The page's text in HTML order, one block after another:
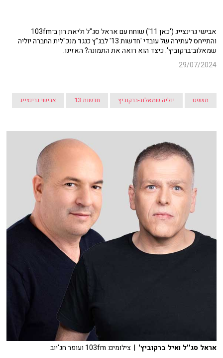
אבישי גרינצייג ('כאן 11') שוחח עם אראל סג"ל וליאת רון ב־103fm
והתייחס לעתירה של עובדי 'חדשות 13' לבג"ץ כנגד מנכ"לית החברה יוליה
שמאלוב־ברקוביץ'. כיצד הוא רואה את התמונה? האזינו.
29/07/2024
משפט יוליה שמאלוב-ברקוביץ חדשות 13 אבישי גרינצייג
אראל סג''ל ואיל ברקוביץ' | צילומים: 103fm ועופר חג'יוב